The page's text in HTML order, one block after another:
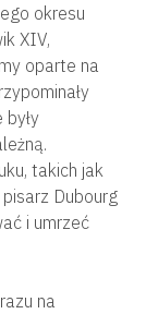
okresu
XIV,
oparte na
takich jak
Dubourg
i umrzeć
na